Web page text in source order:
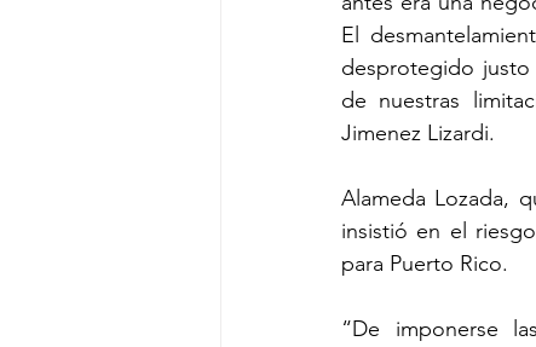
El
desprotegido
de nuestras
Jimenez Lizardi.
Alameda Lozada,
insistió en el
para Puerto Rico.
“De imponerse